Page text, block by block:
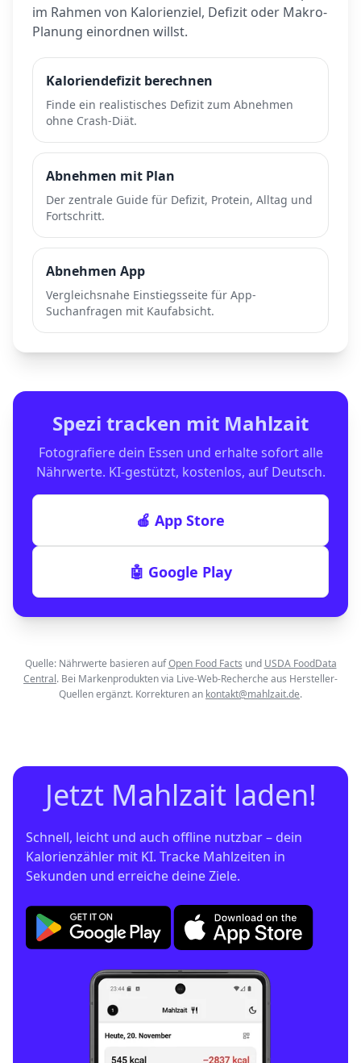
im Rahmen von Kalorienziel, Defizit oder Makro-
Planung einordnen willst.
Kaloriendefizit berechnen
Finde ein realistisches Defizit zum Abnehmen
ohne Crash-Diät.
Abnehmen mit Plan
Der zentrale Guide für Defizit, Protein, Alltag und
Fortschritt.
Abnehmen App
Vergleichsnahe Einstiegsseite für App-
Suchanfragen mit Kaufabsicht.
Spezi tracken mit Mahlzait
Fotografiere dein Essen und erhalte sofort alle
Nährwerte. KI-gestützt, kostenlos, auf Deutsch.
🍎 App Store
🤖 Google Play
Quelle: Nährwerte basieren auf Open Food Facts und USDA FoodData
Central. Bei Markenprodukten via Live-Web-Recherche aus Hersteller-
Quellen ergänzt. Korrekturen an kontakt@mahlzait.de.
Jetzt Mahlzait laden!
Schnell, leicht und auch offline nutzbar – dein
Kalorienzähler mit KI. Tracke Mahlzeiten in
Sekunden und erreiche deine Ziele.